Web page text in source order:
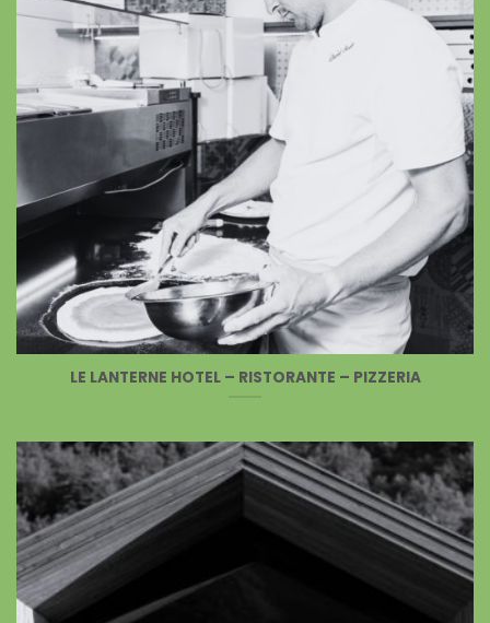
LE LANTERNE HOTEL – RISTORANTE – PIZZERIA